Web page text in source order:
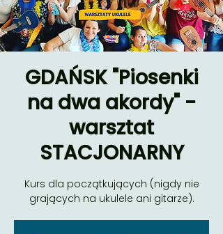
GDAŃSK "Piosenki
na dwa akordy" -
warsztat
STACJONARNY
Kurs dla początkujących (nigdy nie
grających na ukulele ani gitarze).